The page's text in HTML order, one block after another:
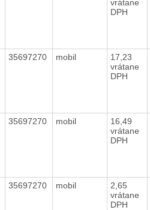
vrátane
DPH
35697270 mobil
17,23
vrátane
DPH
35697270 mobil
16,49
vrátane
DPH
35697270 mobil
2,65
vrátane
DPH